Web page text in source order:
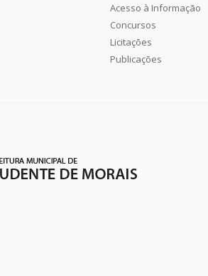
Acesso à Informação
Concursos
Licitações
Publicações